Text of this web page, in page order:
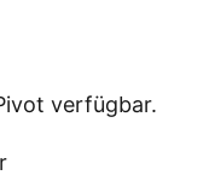
verfügbar.